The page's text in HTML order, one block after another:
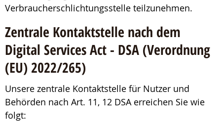
Verbraucherschlichtungsstelle teilzunehmen.
Zentrale Kontaktstelle nach dem
Digital Services Act - DSA (Verordnung
(EU) 2022/265)
Unsere zentrale Kontaktstelle für Nutzer und
Behörden nach Art. 11, 12 DSA erreichen Sie wie
folgt: